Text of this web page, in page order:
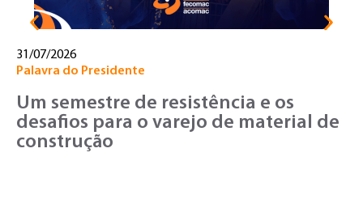
31/07/2026
Palavra do Presidente
Um semestre de resistência e os
desafios para o varejo de material de
construção